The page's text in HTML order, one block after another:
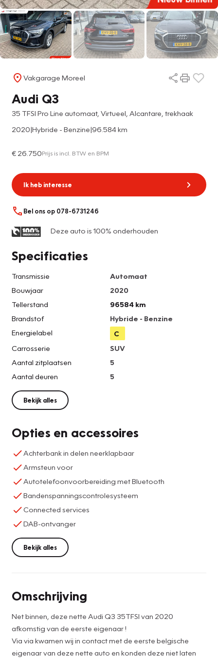
Vakgarage Moreel
Audi Q3
35 TFSI Pro Line automaat, Virtueel, Alcantare, trekhaak
2020|Hybride - Benzine|96.584 km
€ 26.750Prijs is incl. BTW en BPM
Ik heb interesse
Bel ons op 078-6731246
Deze auto is 100% onderhouden
Specificaties
Transmissie
Automaat
Bouwjaar
2020
Tellerstand
96584 km
Brandstof
Hybride - Benzine
Energielabel
C
Carrosserie
SUV
Aantal zitplaatsen
5
Aantal deuren
5
Bekijk alles
Opties en accessoires
Achterbank in delen neerklapbaar
Armsteun voor
Autotelefoonvoorbereiding met Bluetooth
Bandenspanningscontrolesysteem
Connected services
DAB-ontvanger
Bekijk alles
Omschrijving
Net binnen, deze nette Audi Q3 35TFSI van 2020
afkomstig van de eerste eigenaar !
Via via kwamen wij in contact met de eerste belgische
eigenaar van deze nette auto en konden deze niet laten